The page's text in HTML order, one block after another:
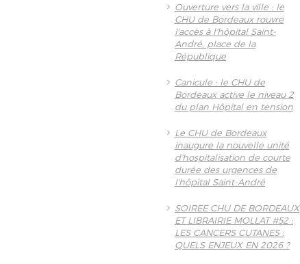
Ouverture vers la ville : le
CHU de Bordeaux rouvre
l'accès à l'hôpital Saint-
André, place de la
République
Canicule : le CHU de
Bordeaux active le niveau 2
du plan Hôpital en tension
Le CHU de Bordeaux
inaugure la nouvelle unité
d'hospitalisation de courte
durée des urgences de
l'hôpital Saint-André
SOIREE CHU DE BORDEAUX
ET LIBRAIRIE MOLLAT #52 :
LES CANCERS CUTANES :
QUELS ENJEUX EN 2026 ?